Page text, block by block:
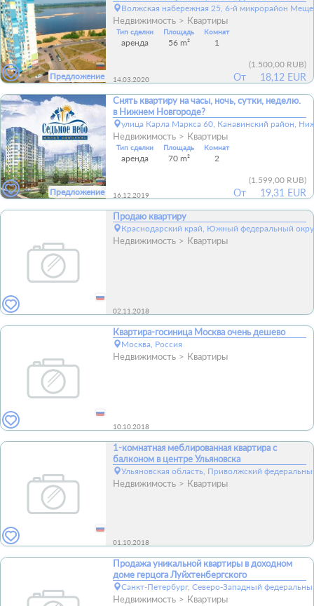
Предложение
Волжская набережная 25, 6-й микрорайон
Недвижимость Квартиры
Тип сделки
аренда
Площадь
56 m²
Комнат
1
14.03.2020 От
(1.500,00 RUB)
18,12 EUR
Предложение
Снять квартиру на часы, ночь, сутки, неделю.
в Нижнем Новгороде?
улица Карла Маркса 60, Канавинский район,
Недвижимость Квартиры
Тип сделки
аренда
Площадь
70 m²
Комнат
2
16.12.2019 От
(1.599,00 RUB)
19,31 EUR
Продаю квартиру
Краснодарский край, Южный федеральный
Недвижимость Квартиры
02.11.2018
Квартира-госиница Москва очень дешево
Москва, Россия
Недвижимость Квартиры
10.10.2018
1-комнатная меблированная квартира с
балконом в центре Ульяновска
Ульяновская область, Приволжский
Недвижимость Квартиры
01.10.2018
Продажа уникальной квартиры в доходном
доме герцога Луйхтенбергского
Санкт-Петербург, Северо-Западный
Недвижимость Квартиры